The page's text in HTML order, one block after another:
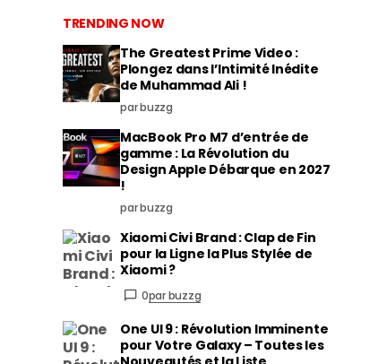
TRENDING NOW
The Greatest Prime Video :
Plongez dans l’Intimité Inédite
de Muhammad Ali !
par buzzg
MacBook Pro M7 d’entrée de
gamme : La Révolution du
Design Apple Débarque en 2027
!
par buzzg
Xiaomi Civi Brand : Clap de Fin
pour la Ligne la Plus Stylée de
Xiaomi ?
0par buzzg
One UI 9 : Révolution Imminente
pour Votre Galaxy – Toutes les